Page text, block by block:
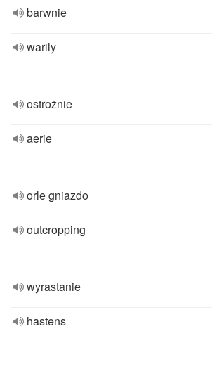
barwnie
warily
ostrożnie
aerie
orle gniazdo
outcropping
wyrastanie
hastens